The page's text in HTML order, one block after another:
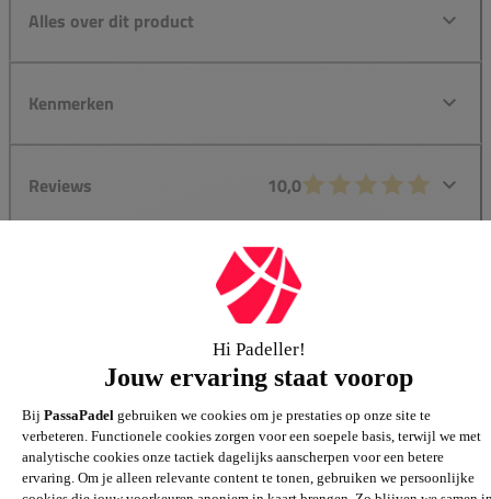
Alles over dit product
Kenmerken
Reviews 10,0
Groot assortiment
Gigantisch assortiment met meer dan 21.000+
artikelen